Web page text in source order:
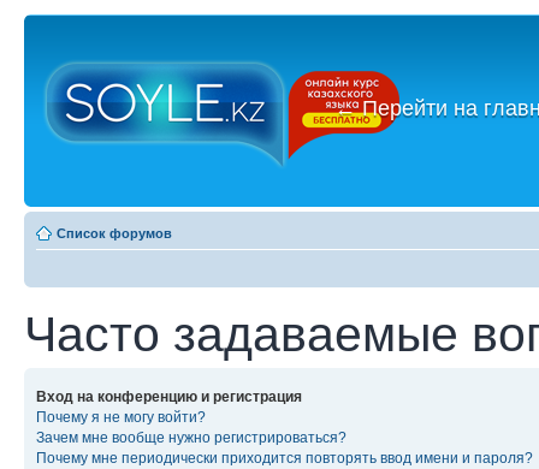
←Перейти на
Список форумов
Часто задаваемые
Вход на конференцию и регистрация
Почему я не могу войти?
Зачем мне вообще нужно регистрироваться?
Почему мне периодически приходится повторять ввод имени и пароля?